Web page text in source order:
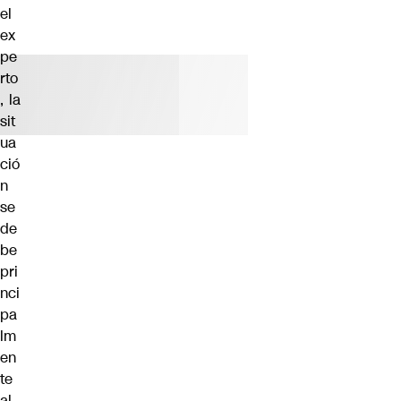
el
ex
pe
rto
, la
sit
ua
ció
n
se
de
be
pri
nci
pa
lm
en
te